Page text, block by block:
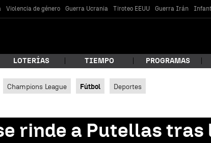
Violencia de género Guerra Ucrania Tiroteo EEUU Guerra Irán
estás buscando?
LOTERÍAS TIEMPO PROGRAMAS
Champions League Fútbol Deportes
rinde a Putellas